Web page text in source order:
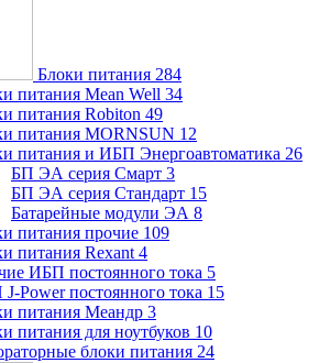
Блоки питания 284
питания Mean Well 34
питания Robiton 49
питания MORNSUN 12
питания и ИБП Энергоавтоматика 26
БП ЭА серия Смарт 3
БП ЭА серия Стандарт 15
Батарейные модули ЭА 8
питания прочие 109
питания Rexant 4
ИБП постоянного тока 5
Power постоянного тока 15
питания Меандр 3
питания для ноутбуков 10
блоки питания 24